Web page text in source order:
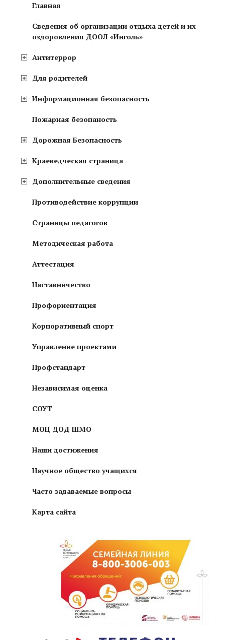
Главная
Сведения об организации отдыха детей и их
оздоровления ДООЛ «Инголь»
Антитеррор
Для родителей
Информационная безопасность
Пожарная безопаность
Дорожная Безопасность
Краеведческая страница
Дополнительные сведения
Противодействие коррупции
Страницы педагогов
Методическая работа
Аттестация
Наставничество
Профориентация
Корпоративный спорт
Управление проектами
Профстандарт
Независимая оценка
СОУТ
МОЦ ДОД ШМО
Наши достижения
Научное общество учащихся
Часто задаваемые вопросы
Карта сайта